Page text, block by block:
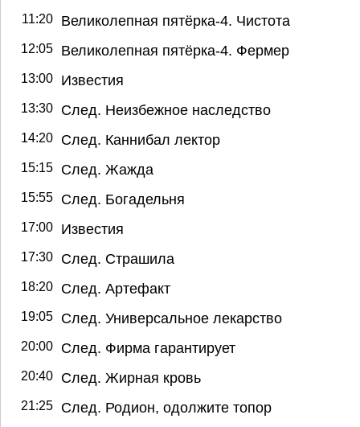
11:20 Великолепная пятёрка-4. Чистота
12:05 Великолепная пятёрка-4. Фермер
13:00 Известия
13:30 След. Неизбежное наследство
14:20 След. Каннибал лектор
15:15 След. Жажда
15:55 След. Богадельня
17:00 Известия
17:30 След. Страшила
18:20 След. Артефакт
19:05 След. Универсальное лекарство
20:00 След. Фирма гарантирует
20:40 След. Жирная кровь
21:25 След. Родион, одолжите топор